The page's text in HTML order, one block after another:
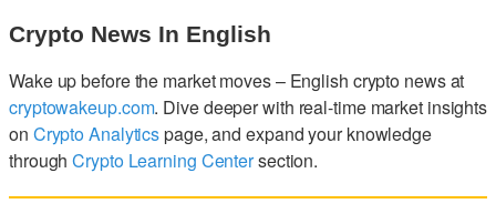
Crypto News In English
Wake up before the market moves – English crypto news at
cryptowakeup.com. Dive deeper with real-time market insights
on Crypto Analyticspage, and expand your knowledge
throughCrypto Learning Centersection.